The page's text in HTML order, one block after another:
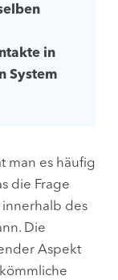
in
System
man es häufig
die Frage
innerhalb des
Die
Aspekt